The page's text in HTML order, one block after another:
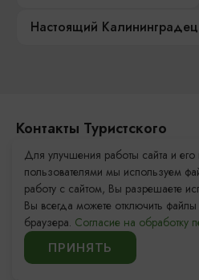
Настоящий Калининградец
Контакты Туристского
информационного центра
+7 (4012) 555-200
8 (800) 200-55-39
info@visit-
Для улучшения работы сайта и его
пользователями мы используем
работу с сайтом, Вы разрешаете
Вы всегда можете отключить
браузера. Согласие на обработку
ПРИНЯТЬ